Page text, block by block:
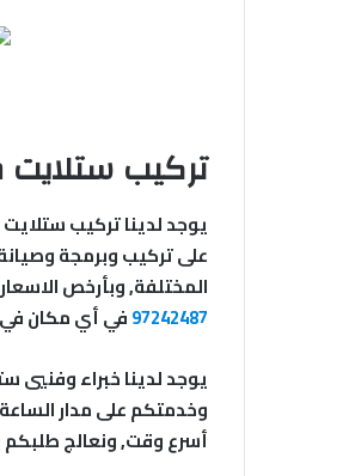
تركيب ستلايت
يوجد لدينا تركيب
على تركيب وبرمجة
المختلفة, وبأرخص
97242487في أي مكان
وخدمتكم على مدار الساعة 24/7 في جميع ايام الاسبوع, فقط اتصل على
أسرع وقت, ونعالج طلبكم